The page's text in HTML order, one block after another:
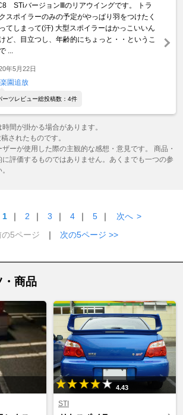
STiバージョンⅢのリアウイングです。 トラ
スポイラーのみの予定がやっぱり羽をつけたく
てしまって(汗) 大型スポイラーはかっこいいん
ど、目立つし、年齢的にちょっと・・というこ
...
年5月22日
楽園追放
ーツレビュー総投稿数：4件
間が掛かる場合があります。
されたものです。
ーが使用した際の主観的な感想・意見です。 商品・
評価するものではありません。あくまでも一つの参
1 ｜ 2 ｜ 3 ｜ 4 ｜ 5 ｜ 次へ >
5ページ
｜ 次の5ページ >>
・商品
4.43
STI